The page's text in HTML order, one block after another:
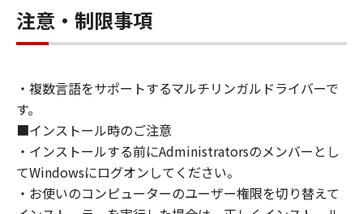
ること、またはコンピューターにおいて表示す
ること、アクセスすること、もしくは実行する
ことのいずれも含むものとします。）するため
お客様は、また「指定機器」にネットワークを
コンピューターの使用者に対して「本ソフトウ
ェア」を使用させることができますが、かかる
コンピューターの使用者に本契約書上の義務お
よび条件を遵守させるとともに、その履行に関
し全責任を負うことを条件とします。
注意・制限事項
・複数言語をサポートするマルチリンガルドライバーで
す。
■インストール時のご注意
・インストールする前にAdministratorsのメンバーとし
てWindowsにログオンしてください。
・お使いのコンピューターのユーザー権限を切り替えて